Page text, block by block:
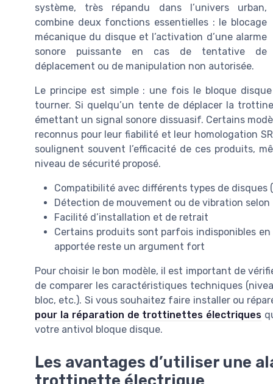
système, très répandu dans l’univers urban,
combine deux fonctions essentielles : le blocage
mécanique du disque et l’activation d’une alarme
sonore puissante en cas de tentative de
déplacement ou de manipulation non autorisée.
Le principe est simple : une fois le bloque
tourner. Si quelqu’un tente de déplacer la
émettant un signal sonore dissuasif. Certains
reconnus pour leur fiabilité et leur homologation
soulignent souvent l’efficacité de ces produits,
niveau de sécurité proposé.
Compatibilité avec différents types de disques
Détection de mouvement ou de vibration selon
Facilité d’installation et de retrait
Certains produits sont parfois indisponibles
apportée reste un argument fort
Pour choisir le bon modèle, il est important de
de comparer les caractéristiques techniques
bloc, etc.). Si vous souhaitez faire installer ou
pour la réparation de trottinettes électriques
votre antivol bloque disque.
Les avantages d’utiliser une